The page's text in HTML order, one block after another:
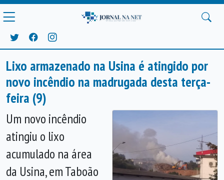
Lixo armazenado na Usina é atingido por
novo incêndio na madrugada desta terça-
feira (9)
Um novo incêndio
atingiu o lixo
acumulado na área
da Usina, em Taboão